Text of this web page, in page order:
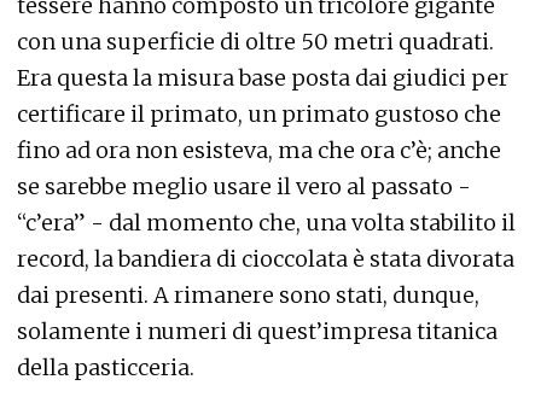
con una superficie di oltre 50 metri quadrati.
Era questa la misura base posta dai giudici per
certificare il primato, un primato gustoso che
fino ad ora non esisteva, ma che ora c’è; anche
se sarebbe meglio usare il vero al passato -
“c’era” - dal momento che, una volta stabilito il
record, la bandiera di cioccolata è stata divorata
dai presenti. A rimanere sono stati, dunque,
solamente i numeri di quest’impresa titanica
della pasticceria.